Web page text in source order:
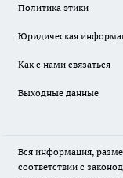
Политика этики
Юридическая
Как с нами связаться
Выходные данные
Вся информация,
соответствии с